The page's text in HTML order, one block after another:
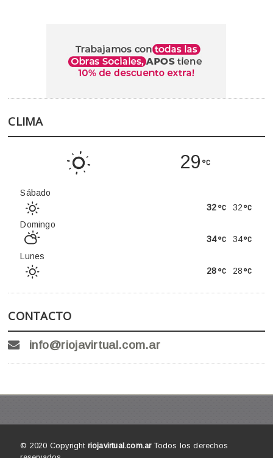
CLIMA
29
Sábado
32
32
Domingo
34
34
Lunes
28
28
CONTACTO
info@riojavirtual.com.ar
© 2020 Copyright riojavirtual.com.arTodos los derechos